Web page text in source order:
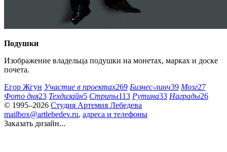
Подушки
Изображение владельца подушки на монетах, марках и доске
почета.
Егор Жгун Участие в проектах269 Бизнес-линч39 Мозг27
Фото дня23 Техдизайн5 Стрипы113 Рутина33 Награды26
© 1995–2026 Студия Артемия Лебедева
mailbox@artlebedev.ru, адреса и телефоны
Заказать дизайн...